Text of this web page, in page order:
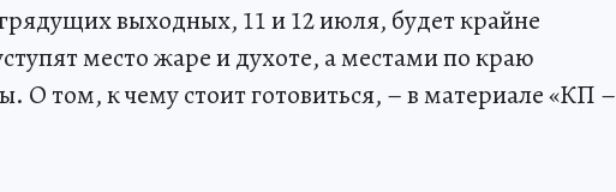
выходных, 11 и 12 июля, будет крайне
место жаре и духоте, а местами по краю
О том, к чему стоит готовиться, – в материале «КП –